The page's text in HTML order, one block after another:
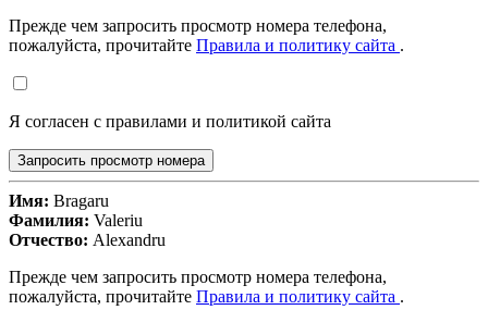
Прежде чем запросить просмотр номера телефона,
пожалуйста, прочитайте Правила и политику сайта .
Я согласен с правилами и политикой сайта
Запросить просмотр номера
Имя: Bragaru
Фамилия: Valeriu
Отчество: Alexandru
Прежде чем запросить просмотр номера телефона,
пожалуйста, прочитайте Правила и политику сайта .